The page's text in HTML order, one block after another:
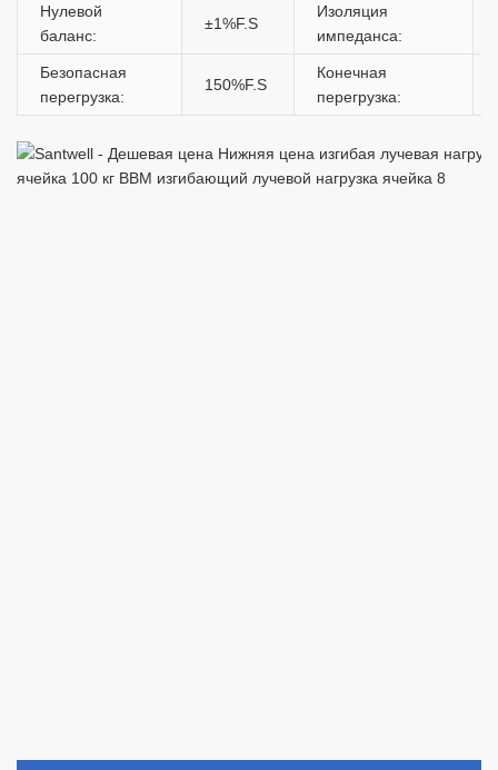
Нулевой
баланс:
±1%F.S
Изоляция
импеданса:
Безопасная
перегрузка:
150%F.S
Конечная
перегрузка: